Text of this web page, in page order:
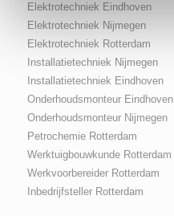
Elektrotechniek Eindhoven
Elektrotechniek Nijmegen
Elektrotechniek Rotterdam
Installatietechniek Nijmegen
Installatietechniek Eindhoven
Onderhoudsmonteur Eindhoven
Onderhoudsmonteur Nijmegen
Petrochemie Rotterdam
Werktuigbouwkunde Rotterdam
Werkvoorbereider Rotterdam
Inbedrijfsteller Rotterdam